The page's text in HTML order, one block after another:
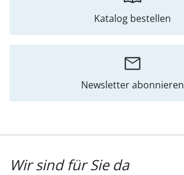
Katalog bestellen
Newsletter abonnieren
Wir sind für Sie da